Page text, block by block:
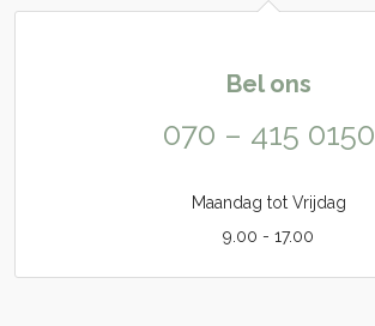
Bel ons
070 – 415 0150
Maandag tot Vrijdag
9.00 - 17.00